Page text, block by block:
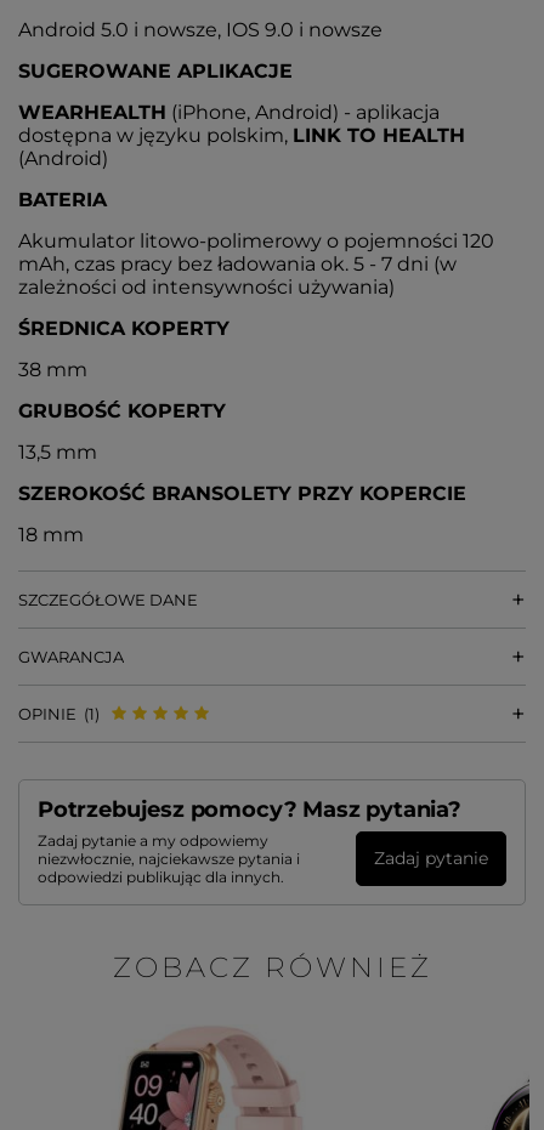
Android 5.0 i nowsze, IOS 9.0 i nowsze
SUGEROWANE APLIKACJE
WEARHEALTH (iPhone, Android) - aplikacja
dostępna w języku polskim, LINK TO HEALTH
(Android)
BATERIA
Akumulator litowo-polimerowy o pojemności 120
mAh, czas pracy bez ładowania ok. 5 - 7 dni (w
zależności od intensywności używania)
ŚREDNICA KOPERTY
38 mm
GRUBOŚĆ KOPERTY
13,5 mm
SZEROKOŚĆ BRANSOLETY PRZY KOPERCIE
18 mm
SZCZEGÓŁOWE DANE
GWARANCJA
OPINIE (1)
Potrzebujesz pomocy? Masz pytania?
Zadaj pytanie a my odpowiemy
niezwłocznie, najciekawsze pytania i
odpowiedzi publikując dla innych.
Zadaj pytanie
ZOBACZ RÓWNIEŻ